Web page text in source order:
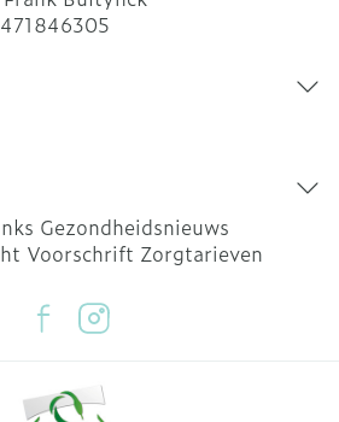
Gezondheidsnieuws
Voorschrift Zorgtarieven